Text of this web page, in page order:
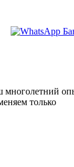
многолетний
только